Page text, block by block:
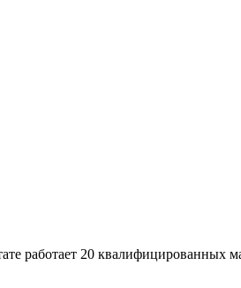
работает 20 квалифицированных